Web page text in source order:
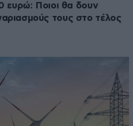
ευρώ: Ποιοι θα δουν
τους στο τέλος